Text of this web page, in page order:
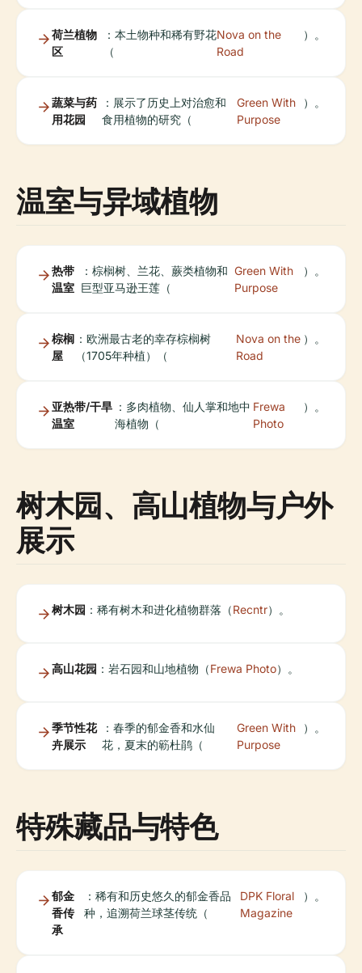
荷兰植物
区
：本土物种和稀有野花
（
Nova on the
Road
）。
蔬菜与药
用花园
：展示了历史上对治愈和
食用植物的研究（
Green With
Purpose
）。
温室与异域植物
热带
温室
：棕榈树、兰花、蕨类植物和
巨型亚马逊王莲（
Green With
Purpose
）。
棕榈
屋
：欧洲最古老的幸存棕榈树
（1705年种植）（
Nova on the
Road
）。
亚热带/干旱
温室
：多肉植物、仙人掌和地中
海植物（
Frewa
Photo
）。
树木园、高山植物与户外
展示
树木园 ：稀有树木和进化植物群落（Recntr）。
高山花园 ：岩石园和山地植物（Frewa Photo）。
季节性花
卉展示
：春季的郁金香和水仙
花，夏末的簕杜鹃（
Green With
Purpose
）。
特殊藏品与特色
郁金
香传
承
：稀有和历史悠久的郁金香品
种，追溯荷兰球茎传统（
DPK Floral
Magazine
）。